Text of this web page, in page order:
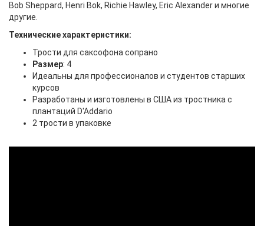
Bob Sheppard, Henri Bok, Richie Hawley, Eric Alexander и многие
другие.
Технические характеристики:
Трости для саксофона сопрано
Размер: 4
Идеальны для профессионалов и студентов старших
курсов
Разработаны и изготовлены в США из тростника с
плантаций D'Addario
2 трости в упаковке